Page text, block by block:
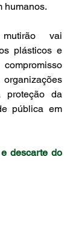
humanos.
vai
plásticos e
proteção da
pública em
descarte do